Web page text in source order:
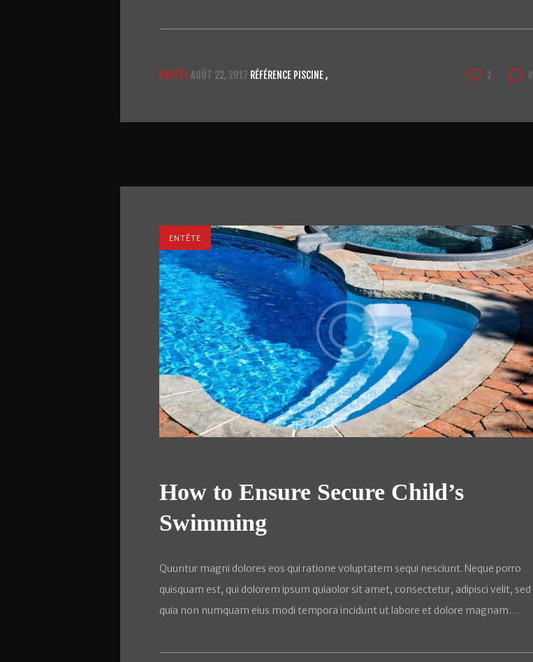
ENTÊTEAOÛT 22, 2017 RÉFÉRENCE PISCINE 2 0
ENTÊTE
How to Ensure Secure Child’s
Swimming
Quuntur magni dolores eos qui ratione voluptatem sequi nesciunt. Neque porro
quisquam est, qui dolorem ipsum quiaolor sit amet, consectetur, adipisci velit, sed
quia non numquam eius modi tempora incidunt ut labore et dolore magnam…